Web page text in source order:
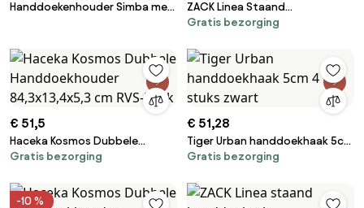
Handdoekenhouder Simba met
ZACK Linea Staand
handdoekrek 15x38,5x80cm
Gratis bezorging
€ 51,5
Haceka Kosmos Dubbele
Handdoekhouder 84,3x13,4x5,3
Gratis bezorging
€ 51,28
Tiger Urban handdoekhaak 5cm
4 stuks zwart
Gratis bezorging
-10 %